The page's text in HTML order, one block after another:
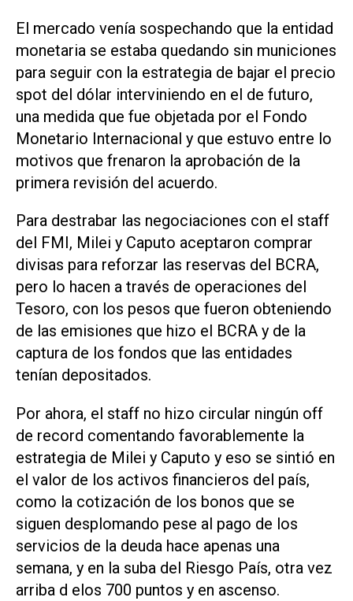
El mercado venía sospechando que la entidad
monetaria se estaba quedando sin municiones
para seguir con la estrategia de bajar el precio
spot del dólar interviniendo en el de futuro,
una medida que fue objetada por el Fondo
Monetario Internacional y que estuvo entre lo
motivos que frenaron la aprobación de la
primera revisión del acuerdo.
Para destrabar las negociaciones con el staff
del FMI, Milei y Caputo aceptaron comprar
divisas para reforzar las reservas del BCRA,
pero lo hacen a través de operaciones del
Tesoro, con los pesos que fueron obteniendo
de las emisiones que hizo el BCRA y de la
captura de los fondos que las entidades
tenían depositados.
Por ahora, el staff no hizo circular ningún off
de record comentando favorablemente la
estrategia de Milei y Caputo y eso se sintió en
el valor de los activos financieros del país,
como la cotización de los bonos que se
siguen desplomando pese al pago de los
servicios de la deuda hace apenas una
semana, y en la suba del Riesgo País, otra vez
arriba d elos 700 puntos y en ascenso.